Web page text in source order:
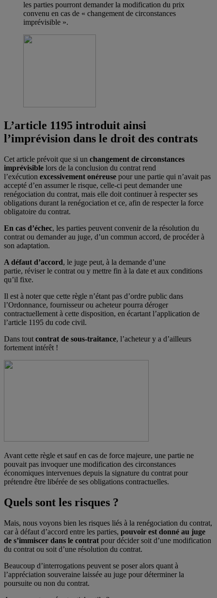
les parties pourront demander la modification du prix
convenu en cas de « changement de circonstances
imprévisible ».
L’article 1195 introduit ainsi
l’imprévision dans le droit des contrats
Cet article prévoit que si un changement de circonstances
imprévisible lors de la conclusion du contrat rend
l’exécution excessivement onéreuse pour une partie qui n’avait pas
accepté d’en assumer le risque, celle-ci peut demander une
renégociation du contrat, mais elle doit continuer à respecter ses
obligations durant la renégociation et ce, afin de respecter la force
obligatoire du contrat.
En cas d’échec, les parties peuvent convenir de la résolution du
contrat ou demander au juge, d’un commun accord, de procéder à
son adaptation.
A défaut d’accord, le juge peut, à la demande d’une
partie, réviser le contrat ou y mettre fin à la date et aux conditions
qu’il fixe.
Il est à noter que cette règle n’étant pas d’ordre public dans
l’Ordonnance, fournisseur ou acheteur pourra déroger
contractuellement à cette disposition, en écartant l’application de
l’article 1195 du code civil.
Dans tout contrat de sous-traitance, l’acheteur y a d’ailleurs
fortement intérêt !
Avant cette règle et sauf en cas de force majeure, une partie ne
pouvait pas invoquer une modification des circonstances
économiques intervenues depuis la signature du contrat pour
prétendre être libérée de ses obligations contractuelles.
Quels sont les risques ?
Mais, nous voyons bien les risques liés à la renégociation du contrat,
car à défaut d’accord entre les parties, pouvoir est donné au juge
de s’immiscer dans le contrat pour décider soit d’une modification
du contrat ou soit d’une résolution du contrat.
Beaucoup d’interrogations peuvent se poser alors quant à
l’appréciation souveraine laissée au juge pour déterminer la
poursuite ou non du contrat.